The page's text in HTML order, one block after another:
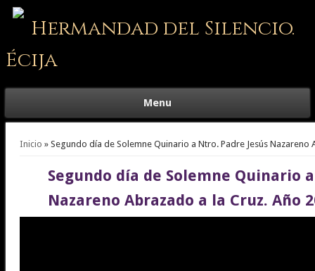
Hermandad del Silencio.
Écija
Menu
Se encuentra usted aquí
Inicio » Segundo día de Solemne Quinario a Ntro. Padre Jesús Nazareno
Segundo día de Solemne Quinario
Nazareno Abrazado a la Cruz. Año